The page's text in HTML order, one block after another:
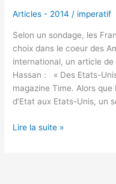
Articles - 2014 / imperatif
Selon un sondage, les
choix dans le coeur des
international, un article
Hassan : « Des Etats-
magazine Time. Alors
d’Etat aux Etats-Unis, un
Lire la suite »